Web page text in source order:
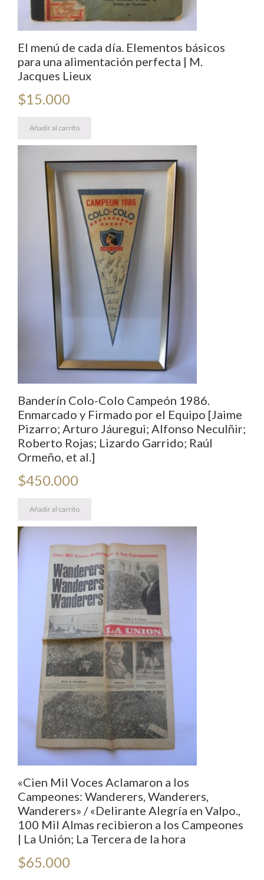
El menú de cada día. Elementos básicos
para una alimentación perfecta | M.
Jacques Lieux
$15.000
Añadir al carrito
Banderín Colo-Colo Campeón 1986.
Enmarcado y Firmado por el Equipo [Jaime
Pizarro; Arturo Jáuregui; Alfonso Neculñir;
Roberto Rojas; Lizardo Garrido; Raúl
Ormeño, et al.]
$450.000
Añadir al carrito
«Cien Mil Voces Aclamaron a los
Campeones: Wanderers, Wanderers,
Wanderers» / «Delirante Alegría en Valpo.,
100 Mil Almas recibieron a los Campeones
| La Unión; La Tercera de la hora
$65.000